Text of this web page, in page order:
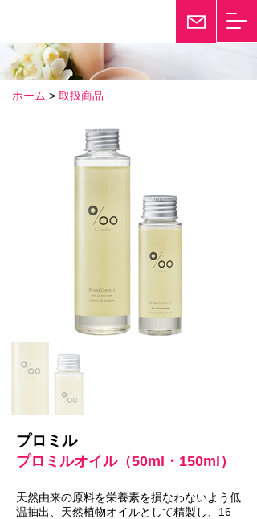
ホーム > 取扱商品
プロミル
プロミルオイル（50ml・150ml）
天然由来の原料を栄養素を損なわないよう低
温抽出、天然植物オイルとして精製し、16